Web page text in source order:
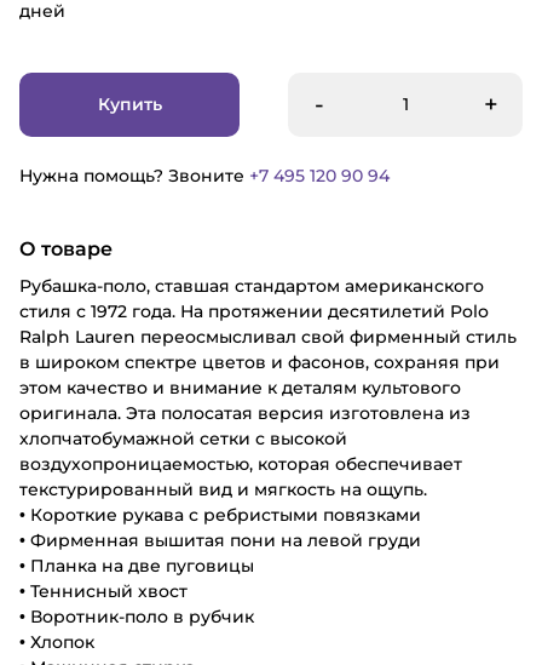
дней
Купить - +
Нужна помощь? Звоните +7 495 120 90 94
О товаре
Рубашка-поло, ставшая стандартом американского
стиля с 1972 года. На протяжении десятилетий Polo
Ralph Lauren переосмысливал свой фирменный стиль
в широком спектре цветов и фасонов, сохраняя при
этом качество и внимание к деталям культового
оригинала. Эта полосатая версия изготовлена из
хлопчатобумажной сетки с высокой
воздухопроницаемостью, которая обеспечивает
текстурированный вид и мягкость на ощупь.
• Короткие рукава с ребристыми повязками
• Фирменная вышитая пони на левой груди
• Планка на две пуговицы
• Теннисный хвост
• Воротник-поло в рубчик
• Хлопок